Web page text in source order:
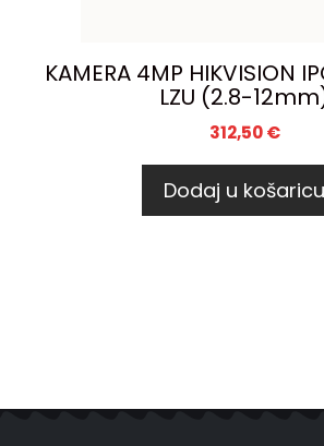
KAMERA 4MP HIKVISION
LZU (2.8-
312,50€
Dodaj u košaricu